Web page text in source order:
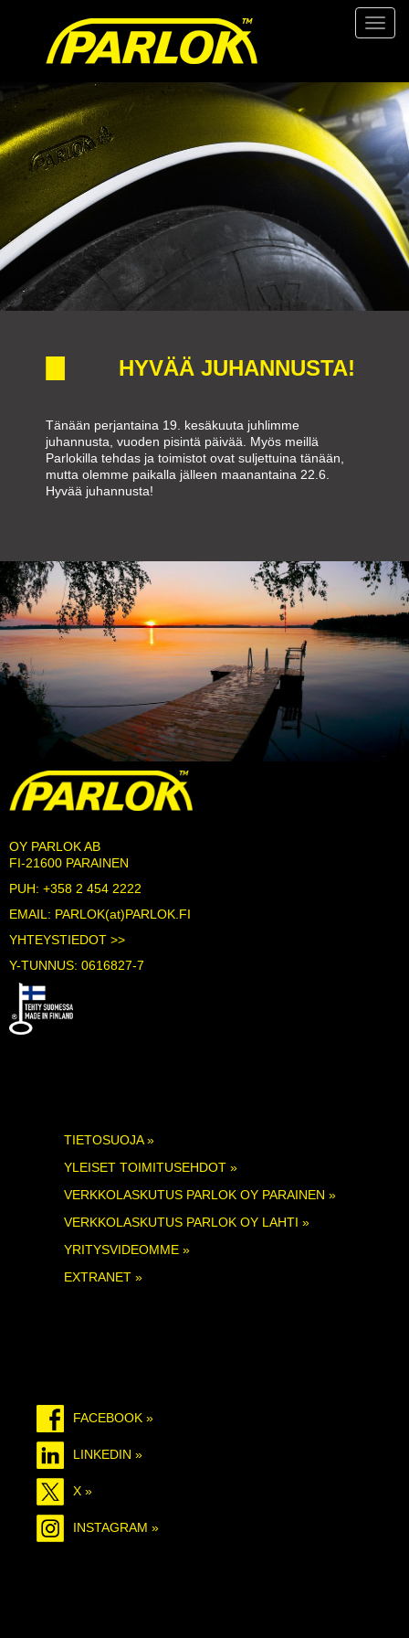
HYVÄÄ JUHANNUSTA!
Tänään perjantaina 19. kesäkuuta juhlimme
juhannusta, vuoden pisintä päivää. Myös meillä
Parlokilla tehdas ja toimistot ovat suljettuina tänään,
mutta olemme paikalla jälleen maanantaina 22.6.
Hyvää juhannusta!
OY PARLOK AB
FI-21600 PARAINEN
PUH: +358 2 454 2222
EMAIL: PARLOK(at)PARLOK.FI
YHTEYSTIEDOT >>
Y-TUNNUS: 0616827-7
TIETOSUOJA »
YLEISET TOIMITUSEHDOT »
VERKKOLASKUTUS PARLOK OY PARAINEN »
VERKKOLASKUTUS PARLOK OY LAHTI »
YRITYSVIDEOMME »
EXTRANET »
FACEBOOK »
LINKEDIN »
X »
INSTAGRAM »